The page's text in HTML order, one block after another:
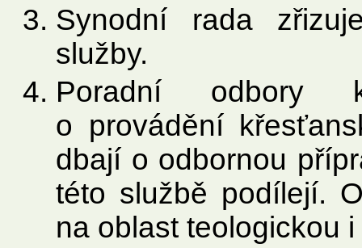
Synodní rada
služby.
Poradní odbory
o provádění
dbají o odbornou
této službě podílejí.
na oblast teologickou